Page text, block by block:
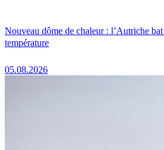
Nouveau dôme de chaleur : l’Autriche
température
05.08.2026